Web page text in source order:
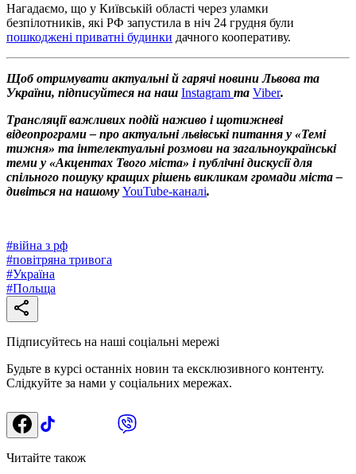
Нагадаємо, що у Київській області через уламки
безпілотників, які РФ запустила в ніч 24 грудня були
пошкоджені приватні будинки дачного кооперативу.
Щоб отримувати актуальні й гарячі новини Львова та
України, підписуйтеся на наш Instagram та Viber.
Трансляції важливих подій наживо і щотижневі
відеопрограми – про актуальні львівські питання у «Темі
тижня» та інтелектуальні розмови на загальноукраїнські
теми у «Акцентах Твого міста» і публічні дискусії для
спільного пошуку кращих рішень викликам громади міста –
дивіться на нашому YouTube-каналі.
#війна з рф
#повітряна тривога
#Україна
#Польща
Підписуйтесь на наші соціальні мережі
Будьте в курсі останніх новин та ексклюзивного контенту.
Слідкуйте за нами у соціальних мережах.
Читайте також